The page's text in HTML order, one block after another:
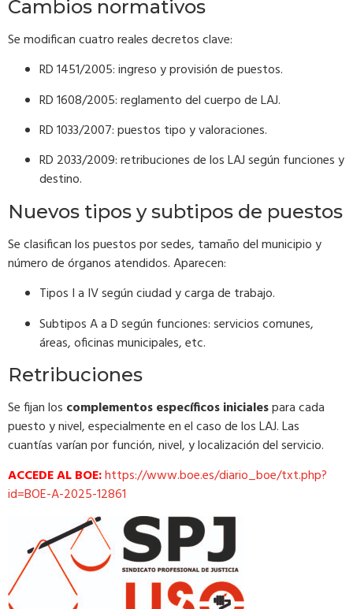
Cambios normativos
Se modifican cuatro reales decretos clave:
RD 1451/2005: ingreso y provisión de puestos.
RD 1608/2005: reglamento del cuerpo de LAJ.
RD 1033/2007: puestos tipo y valoraciones.
RD 2033/2009: retribuciones de los LAJ según funciones y
destino.
Nuevos tipos y subtipos de puestos
Se clasifican los puestos por sedes, tamaño del municipio y
número de órganos atendidos. Aparecen:
Tipos I a IV según ciudad y carga de trabajo.
Subtipos A a D según funciones: servicios comunes,
áreas, oficinas municipales, etc.
Retribuciones
Se fijan los complementos específicos inicialespara cada
puesto y nivel, especialmente en el caso de los LAJ. Las
cuantías varían por función, nivel, y localización del servicio.
ACCEDE AL BOE:https://www.boe.es/diario_boe/txt.php?
id=BOE-A-2025-12861